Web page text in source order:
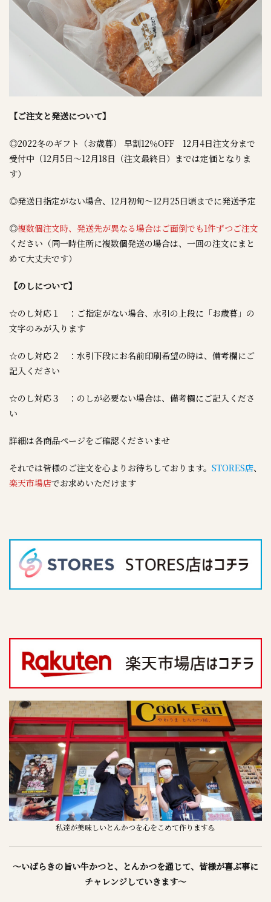
【ご注文と発送について】
◎2022冬のギフト（お歳暮） 早割12％OFF 12月4日注文分まで
受付中（12月5日～12月18日（注文最終日）までは定価となりま
す）
◎発送日指定がない場合、12月初旬～12月25日頃までに発送予定
◎複数個注文時、発送先が異なる場合はご面倒でも1件ずつご注文
ください（同一時住所に複数個発送の場合は、一回の注文にまと
めて大丈夫です）
【のしについて】
☆のし対応１ ：ご指定がない場合、水引の上段に「お歳暮」の
文字のみが入ります
☆のし対応２ ：水引下段にお名前印刷希望の時は、備考欄にご
記入ください
☆のし対応３ ：のしが必要ない場合は、備考欄にご記入くださ
い
詳細は各商品ページをご確認くださいませ
それでは皆様のご注文を心よりお待ちしております。 STORES店、
楽天市場店でお求めいただけます
私達が美味しいとんかつを心をこめて作ります💪
～いばらきの旨い牛かつと、とんかつを通じて、皆様が喜ぶ事に
チャレンジしていきます～